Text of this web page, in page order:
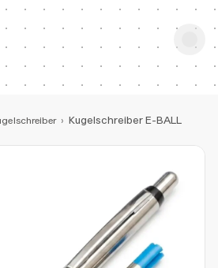
› Kugelschreiber E-BALL